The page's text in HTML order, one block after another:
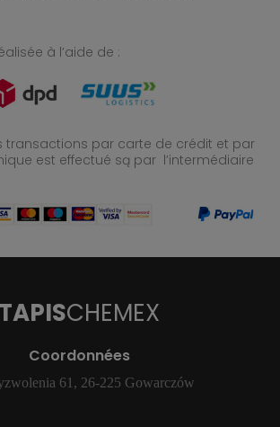
à l’aide de :
transactions par carte de crédit et par
est effectué są par l’intermédiaire
TAPISCHEMEX
Coordonnées
61, 26-225 Gowarczów